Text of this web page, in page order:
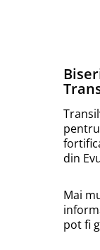
din
Mai
pot fi